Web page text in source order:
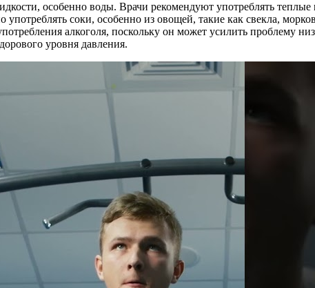
особенно воды. Врачи рекомендуют употреблять
соки, особенно из овощей, такие как свекла,
алкоголя, поскольку он может усилить проблему
уровня давления.